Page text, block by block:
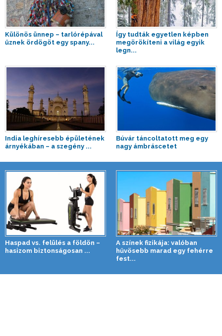
Különös ünnep – tarlórépával
űznek ördögöt egy spany...
Így tudták egyetlen képben
megörökíteni a világ egyik
legn...
India leghíresebb épületének
árnyékában – a szegény ...
Búvár táncoltatott meg egy
nagy ámbráscetet
Haspad vs. felülés a földön –
hasizom biztonságosan ...
A színek fizikája: valóban
hűvösebb marad egy fehérre
fest...